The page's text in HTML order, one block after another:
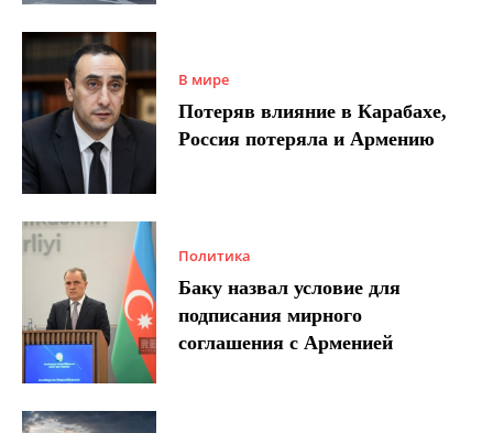
В мире
Потеряв влияние в Карабахе,
Россия потеряла и Армению
Политика
Баку назвал условие для
подписания мирного
соглашения с Арменией